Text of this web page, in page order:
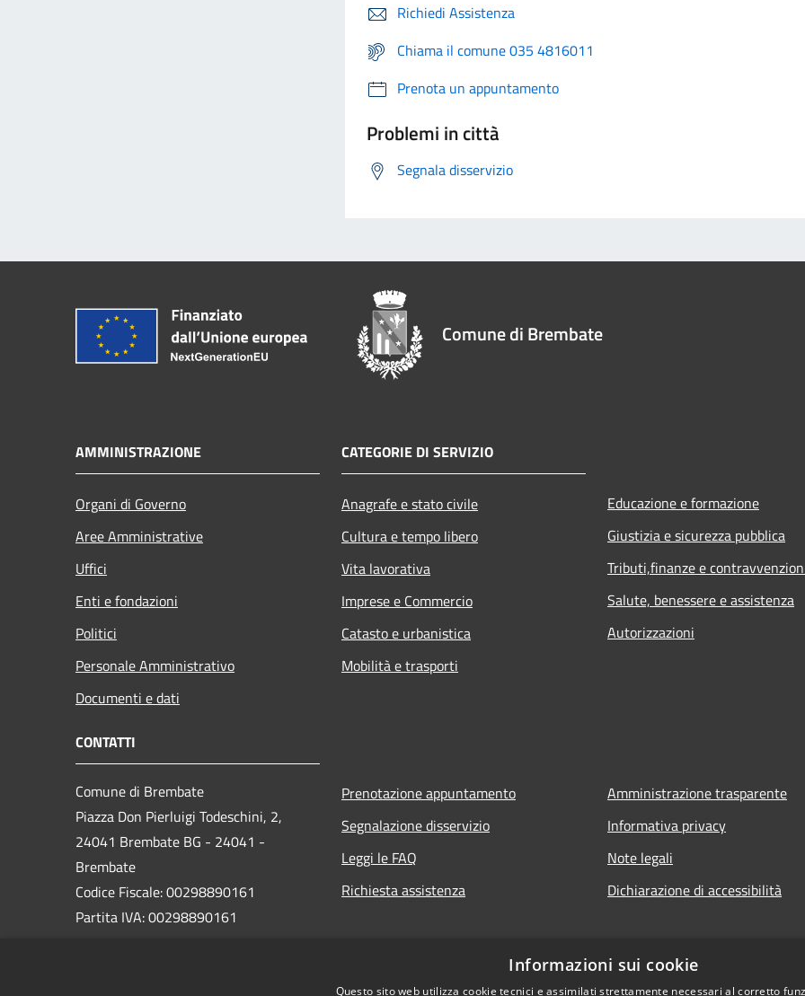
Richiedi Assistenza
Chiama il comune 035 4816011
Prenota un appuntamento
Problemi in città
Segnala disservizio
Comune di Brembate
AMMINISTRAZIONE
Organi di Governo
Aree Amministrative
Uffici
Enti e fondazioni
Politici
Personale Amministrativo
Documenti e dati
CATEGORIE DI SERVIZIO
Anagrafe e stato civile
Cultura e tempo libero
Vita lavorativa
Imprese e Commercio
Catasto e urbanistica
Mobilità e trasporti
Educazione e formazione
Giustizia e sicurezza pubblica
Tributi,finanze e
Salute, benessere e assistenza
Autorizzazioni
CONTATTI
Comune di Brembate
Piazza Don Pierluigi Todeschini, 2,
24041 Brembate BG - 24041 -
Brembate
Codice Fiscale: 00298890161
Partita IVA: 00298890161
Prenotazione appuntamento
Segnalazione disservizio
Leggi le FAQ
Richiesta assistenza
Amministrazione trasparente
Informativa privacy
Note legali
Dichiarazione di accessibilità
Informazioni sui cookie
Questo sito web utilizza cookie tecnici e assimilati strettamente necessari al corretto